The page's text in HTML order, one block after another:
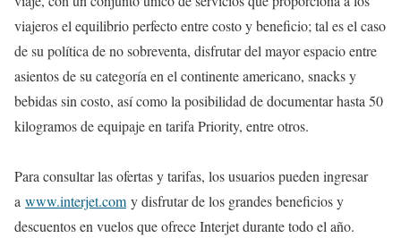
viajeros el equilibrio perfecto entre costo y beneficio; tal es el caso
de su política de no sobreventa, disfrutar del mayor espacio entre
asientos de su categoría en el continente americano, snacks y
bebidas sin costo, así como la posibilidad de documentar hasta 50
kilogramos de equipaje en tarifa Priority, entre otros.
Para consultar las ofertas y tarifas, los usuarios pueden ingresar
a www.interjet.com y disfrutar de los grandes beneficios y
descuentos en vuelos que ofrece Interjet durante todo el año.